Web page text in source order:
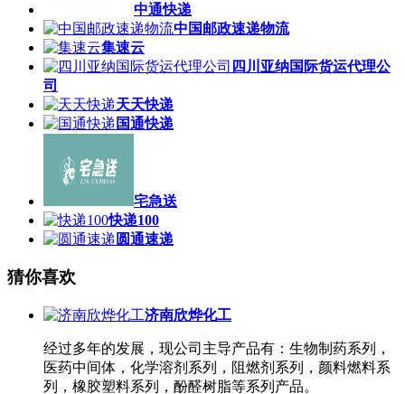
中通快递
中国邮政速递物流
集速云
四川亚纳国际货运代理公
司
天天快递
国通快递
宅急送
快递100
圆通速递
猜你喜欢
济南欣烨化工
经过多年的发展，现公司主导产品有：生物制药系列，
医药中间体，化学溶剂系列，阻燃剂系列，颜料燃料系
列，橡胶塑料系列，酚醛树脂等系列产品。